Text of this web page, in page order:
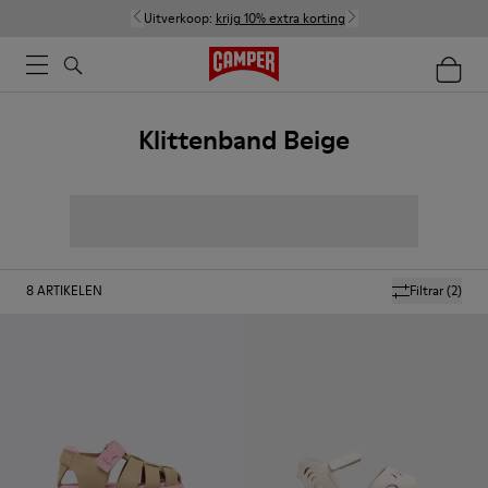
Uitverkoop: krijg 10% extra korting
Klittenband Beige
Filtrar(2)
8ARTIKELEN